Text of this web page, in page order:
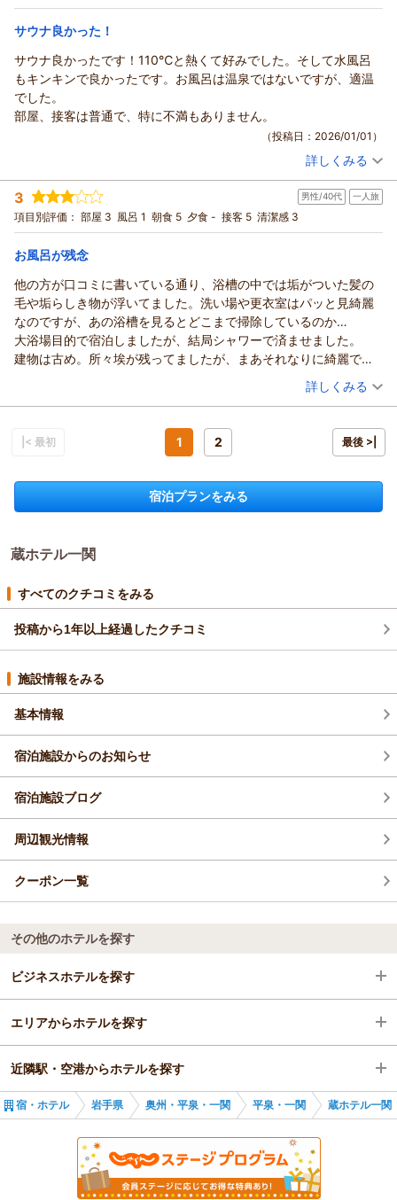
宿泊価格帯： 9,001～10,000円(大人一人あたり/税込)
サウナ良かった！
サウナ良かったです！110℃と熱くて好みでした。そして水風呂
もキンキンで良かったです。お風呂は温泉ではないですが、適温
でした。
部屋、接客は普通で、特に不満もありません。
（投稿日：2026/01/01）
投稿者： ＲＹＯさん(男性/40代)
宿泊プラン： ＜素泊まり＞早割♪早得☆14日前までのお申込み限定☆
ダブル 食事なし
宿泊価格帯： 9,001～10,000円(大人一人あたり/税込)
詳しくみる
3 男性/40代 一人旅
項目別評価： 部屋 3 風呂 1 朝食 5 夕食 - 接客 5 清潔感 3
お風呂が残念
他の方が口コミに書いている通り、浴槽の中では垢がついた髪の
毛や垢らしき物が浮いてました。洗い場や更衣室はパッと見綺麗
なのですが、あの浴槽を見るとどこまで掃除しているのか…
大浴場目的で宿泊しましたが、結局シャワーで済ませました。
建物は古め。所々埃が残ってましたが、まあそれなりに綺麗でし
良かった点はフロントの女性スタッフさんは大変丁寧な接客でし
朝食は種類も多く、郷土料理もあり美味しかったです。
また、駅周辺の飲食店は日曜日休みのお店が多いですが、ホテル
居酒屋は品揃えはそこまで多くありませんが、お得なセットがあ
ります。
雰囲気でした。
あの浴槽見ると次使う事は無いですかね。
（投稿日：2025/12/29）
宿泊時期： 2025年12月宿泊 (一人旅)
宿泊プラン：
＜朝食付＞早割♪早得☆14日前までのお申込み限定☆
詳しくみる
|< 最初 1 2 最後 >|
宿泊プランをみる
蔵ホテル一関
すべてのクチコミをみる
投稿から1年以上経過したクチコミ
施設情報をみる
基本情報
宿泊施設からのお知らせ
宿泊施設ブログ
周辺観光情報
クーポン一覧
その他のホテルを探す
ビジネスホテルを探す
岩手県
奥州・平泉・一関
平泉・一関
エリアからホテルを探す
岩手県
奥州・平泉・一関
平泉・一関
近隣駅・空港からホテルを探す
一ノ関駅
宿・ホテル 岩手県 奥州・平泉・一関 平泉・一関 蔵ホテル一関